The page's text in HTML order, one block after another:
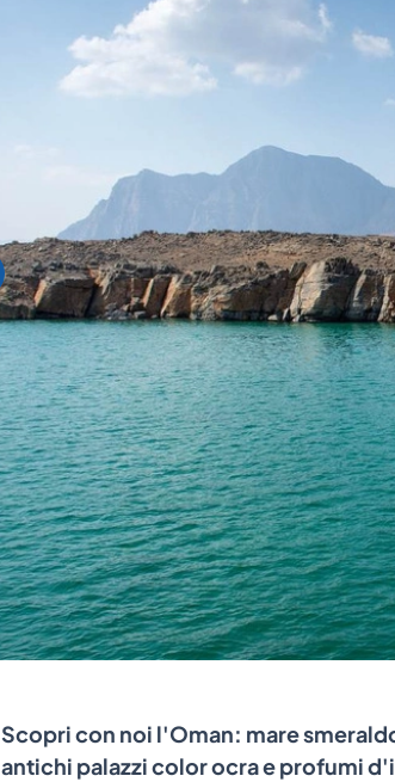
Scopri con noi l'Oman: mare
antichi palazzi color ocra e profumi